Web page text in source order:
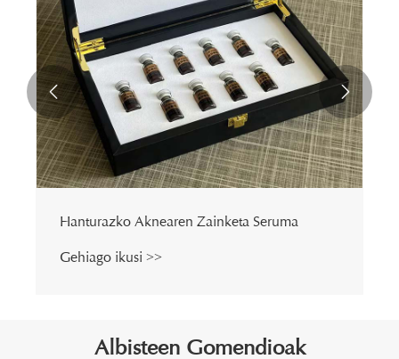
Hanturazko Aknearen Zainketa Seruma
Gehiago ikusi >>
 
Albisteen Gomendioak